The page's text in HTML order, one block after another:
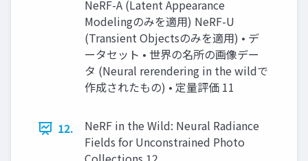
NeRF-A (Latent Appearance
Modelingのみを適用) NeRF-U
(Transient Objectsのみを適用) • デ
ータセット • 世界の名所の画像デー
タ (Neural rerendering in the wildで
作成されたもの) • 定量評価 11
12.
NeRF in the Wild: Neural Radiance
Fields for Unconstrained Photo